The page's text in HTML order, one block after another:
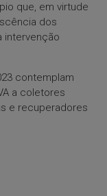
que, em virtude
dos
intervenção
contemplam
a coletores
e recuperadores